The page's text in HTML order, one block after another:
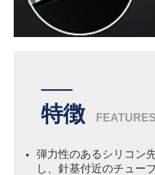
──
特徴 FEATURES
弾力性のあるシリコン
し、針基付近のチュー